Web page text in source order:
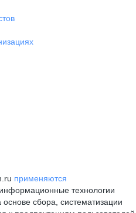
применяются
технологии
сбора, систематизации